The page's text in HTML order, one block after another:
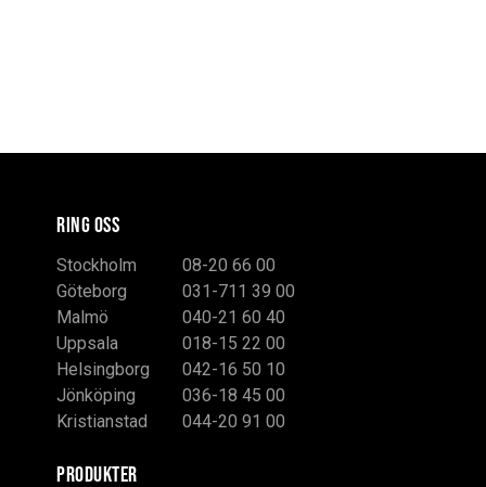
RING OSS
Stockholm
08-20 66 00
Göteborg
031-711 39 00
Malmö
040-21 60 40
Uppsala
018-15 22 00
Helsingborg
042-16 50 10
Jönköping
036-18 45 00
Kristianstad
044-20 91 00
PRODUKTER